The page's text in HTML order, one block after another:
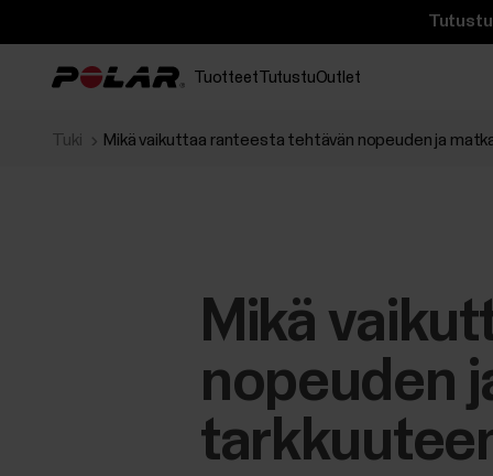
Tutustu
TuotteetTutustuOutlet
Tuki Mikä vaikuttaa ranteesta tehtävän nopeuden ja
Mikä
nopeuden